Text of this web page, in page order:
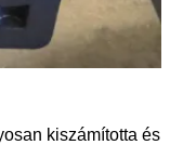
kiszámította és